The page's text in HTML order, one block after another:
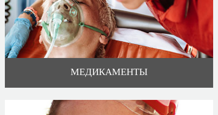
МЕДИКАМЕНТЫ